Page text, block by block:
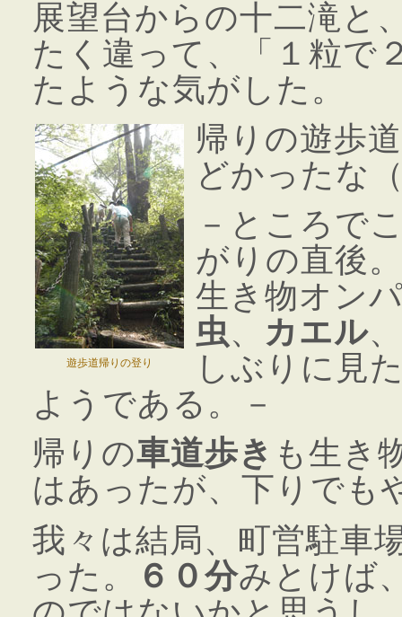
展望台からの十二滝と
たく違って、「１粒で
たような気がした。
遊歩道帰りの登り
帰りの遊歩
どかったな
－ところで
がりの直後
生き物オン
虫、 カエル、
しぶりに見
ようである。－
帰りの車道歩き も生き
はあったが、下りでも
我々は結局、町営駐車
った。
６０分みとけば